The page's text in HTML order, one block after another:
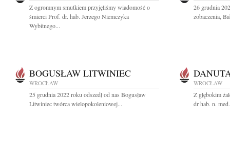
Z ogromnym smutkiem przyjęliśmy wiadomość o
śmierci Prof. dr. hab. Jerzego Niemczyka
Wybitnego...
26 grudnia
zobaczenia,
BOGUSŁAW LITWINIEC
WROCŁAW
25 grudnia 2022 roku odszedł od nas Bogusław
Litwiniec twórca wielopokoleniowej...
WROCŁAW
Z głębokim
dr hab. n.